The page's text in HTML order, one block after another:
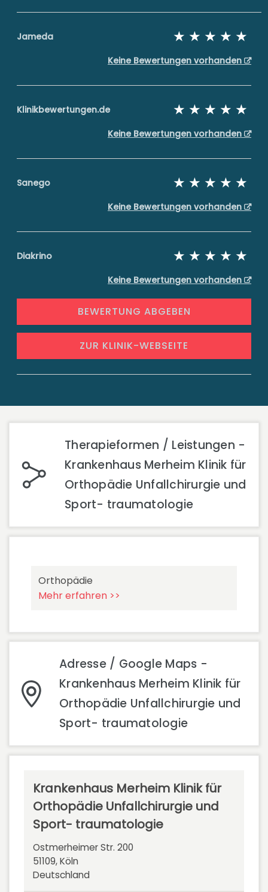
Jameda
Keine Bewertungen vorhanden
Klinikbewertungen.de
Keine Bewertungen vorhanden
Sanego
Keine Bewertungen vorhanden
Diakrino
Keine Bewertungen vorhanden
BEWERTUNG ABGEBEN
ZUR KLINIK-WEBSEITE
Therapieformen / Leistungen -
Krankenhaus Merheim Klinik für
Orthopädie Unfallchirurgie und
Sport- traumatologie
Orthopädie
Mehr erfahren >>
Adresse / Google Maps -
Krankenhaus Merheim Klinik für
Orthopädie Unfallchirurgie und
Sport- traumatologie
Krankenhaus Merheim Klinik für
Orthopädie Unfallchirurgie und
Sport- traumatologie
Ostmerheimer Str. 200
51109, Köln
Deutschland